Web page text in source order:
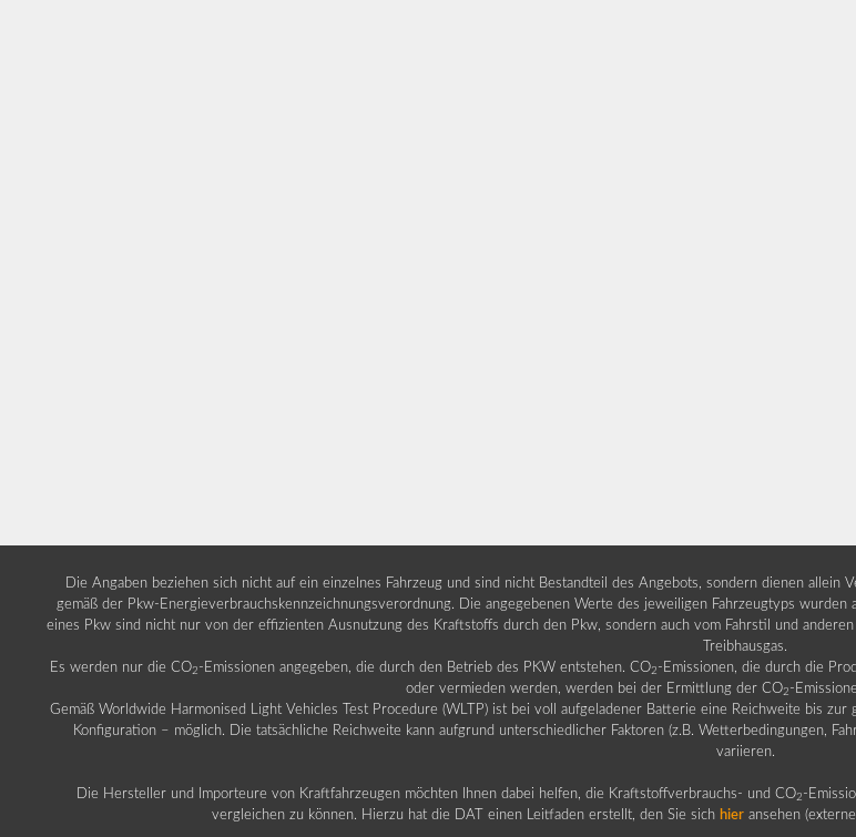
Die Angaben beziehen sich nicht auf ein einzelnes Fahrzeug und sind nicht Bestandteil des Angebots, sondern dienen
gemäß der Pkw-Energieverbrauchskennzeichnungsverordnung. Die angegebenen Werte des jeweiligen Fahrzeugtyps
eines Pkw sind nicht nur von der effizienten Ausnutzung des Kraftstoffs durch den Pkw, sondern auch vom Fahrstil und
Treibhausgas.
Es werden nur die CO2 -Emissionen angegeben, die durch den Betrieb des PKW entstehen. CO2 -Emissionen, die durch die
oder vermieden werden, werden bei der Ermittlung der CO2 -
Gemäß Worldwide Harmonised Light Vehicles Test Procedure (WLTP) ist bei voll aufgeladener Batterie eine Reichweite bis
Konfiguration – möglich. Die tatsächliche Reichweite kann aufgrund unterschiedlicher Faktoren (z.B. Wetterbedingungen,
variieren.
Die Hersteller und Importeure von Kraftfahrzeugen möchten Ihnen dabei helfen, die Kraftstoffverbrauchs- und CO2 -
vergleichen zu können. Hierzu hat die DAT einen Leitfaden erstellt, den Sie sich hier ansehen